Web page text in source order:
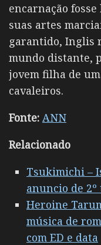
encarnação
suas artes
garantido, Inglis
mundo distante,
jovem filha de
cavaleiros.
Fonte: ANN
Relacionado
Tsukimichi –
anuncio de
Heroine
música de
com ED e data